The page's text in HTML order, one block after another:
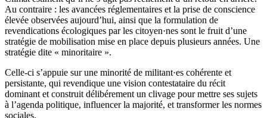
Au contraire : les avancées réglementaires et la prise de conscience
élevée observées aujourd’hui, ainsi que la formulation de
revendications écologiques par les citoyen·nes sont le fruit d’une
stratégie de mobilisation mise en place depuis plusieurs années. Une
stratégie dite « minoritaire ».
Celle-ci s’appuie sur une minorité de militant·es cohérente et
persistante, qui revendique une vision contestataire du récit
dominant et construit délibérement un clivage pour mettre ses sujets
à l’agenda politique, influencer la majorité, et transformer les normes
sociales.